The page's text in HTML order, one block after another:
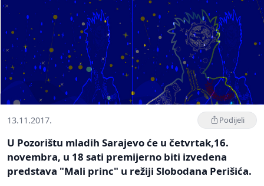
13.11.2017. Podijeli
U Pozorištu mladih Sarajevo će u četvrtak,16.
novembra, u 18 sati premijerno biti izvedena
predstava "Mali princ" u režiji Slobodana Perišića.